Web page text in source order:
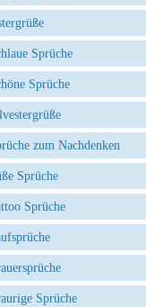
Sprüche
Sprüche
zum Nachdenken
Sprüche
Sprüche
Sprüche